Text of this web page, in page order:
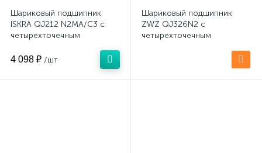
Шариковый подшипник
ISKRA QJ212 N2MA/C3 с
четырехточечным
4 098 ₽ /шт
Шариковый подшипник
ZWZ QJ326N2 с
четырехточечным